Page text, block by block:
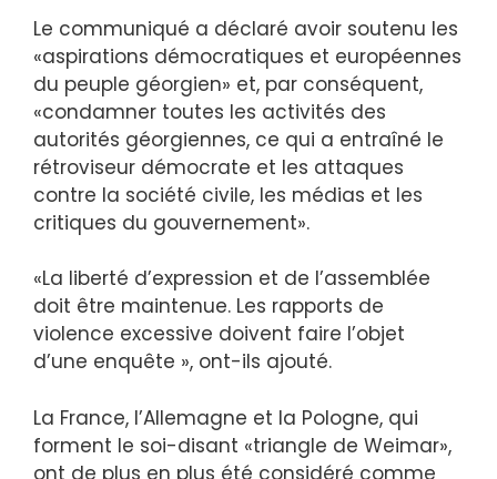
Le communiqué a déclaré avoir soutenu les
«aspirations démocratiques et européennes
du peuple géorgien» et, par conséquent,
«condamner toutes les activités des
autorités géorgiennes, ce qui a entraîné le
rétroviseur démocrate et les attaques
contre la société civile, les médias et les
critiques du gouvernement».
«La liberté d’expression et de l’assemblée
doit être maintenue. Les rapports de
violence excessive doivent faire l’objet
d’une enquête », ont-ils ajouté.
La France, l’Allemagne et la Pologne, qui
forment le soi-disant «triangle de Weimar»,
ont de plus en plus été considéré comme